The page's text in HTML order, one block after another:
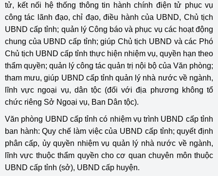
tử, kết nối hệ thống thông tin hành chính điện tử phục vụ
công tác lãnh đạo, chỉ đạo, điều hành của UBND, Chủ tịch
UBND cấp tỉnh; quản lý Công báo và phục vụ các hoạt động
chung của UBND cấp tỉnh; giúp Chủ tịch UBND và các Phó
Chủ tịch UBND cấp tỉnh thực hiện nhiệm vụ, quyền hạn theo
thẩm quyền; quản lý công tác quản trị nội bộ của Văn phòng;
tham mưu, giúp UBND cấp tỉnh quản lý nhà nước về ngành,
lĩnh vực ngoại vụ, dân tộc (đối với địa phương không tổ
chức riêng Sở Ngoại vụ, Ban Dân tộc).
Văn phòng UBND cấp tỉnh có nhiệm vụ trình UBND cấp tỉnh
ban hành: Quy chế làm việc của UBND cấp tỉnh; quyết định
phân cấp, ủy quyền nhiệm vụ quản lý nhà nước về ngành,
lĩnh vực thuộc thẩm quyền cho cơ quan chuyên môn thuộc
UBND cấp tỉnh (sở), UBND cấp huyện.